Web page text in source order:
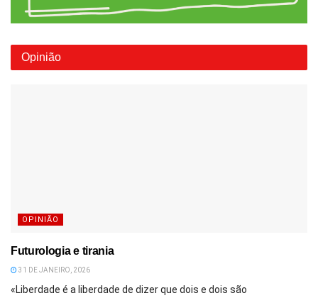
Opinião
OPINIÃO
Futurologia e tirania
31 DE JANEIRO, 2026
«Liberdade é a liberdade de dizer que dois e dois são